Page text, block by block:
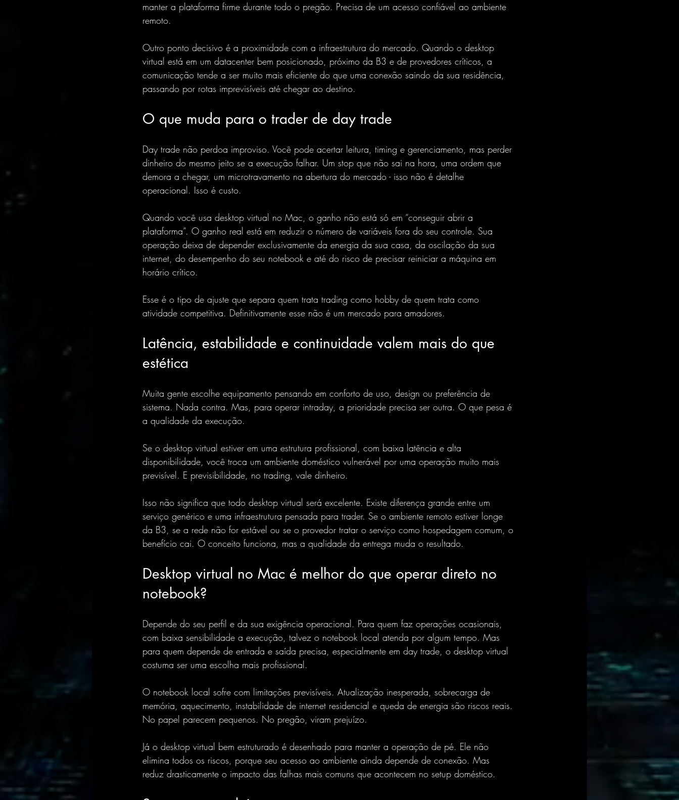
manter a plataforma firme durante todo o pregão. Precisa de um acesso confiável ao ambiente
remoto.
Outro ponto decisivo é a proximidade com a infraestrutura do mercado. Quando o desktop
virtual está em um datacenter bem posicionado, próximo da B3 e de provedores críticos, a
comunicação tende a ser muito mais eficiente do que uma conexão saindo da sua residência,
passando por rotas imprevisíveis até chegar ao destino.
O que muda para o trader de day trade
Day trade não perdoa improviso. Você pode acertar leitura, timing e gerenciamento, mas perder
dinheiro do mesmo jeito se a execução falhar. Um stop que não sai na hora, uma ordem que
demora a chegar, um microtravamento na abertura do mercado - isso não é detalhe
operacional. Isso é custo.
Quando você usa desktop virtual no Mac, o ganho não está só em “conseguir abrir a
plataforma”. O ganho real está em reduzir o número de variáveis fora do seu controle. Sua
operação deixa de depender exclusivamente da energia da sua casa, da oscilação da sua
internet, do desempenho do seu notebook e até do risco de precisar reiniciar a máquina em
horário crítico.
Esse é o tipo de ajuste que separa quem trata trading como hobby de quem trata como
atividade competitiva. Definitivamente esse não é um mercado para amadores.
Latência, estabilidade e continuidade valem mais do que
estética
Muita gente escolhe equipamento pensando em conforto de uso, design ou preferência de
sistema. Nada contra. Mas, para operar intraday, a prioridade precisa ser outra. O que pesa é
a qualidade da execução.
Se o desktop virtual estiver em uma estrutura profissional, com baixa latência e alta
disponibilidade, você troca um ambiente doméstico vulnerável por uma operação muito mais
previsível. E previsibilidade, no trading, vale dinheiro.
Isso não significa que todo desktop virtual será excelente. Existe diferença grande entre um
serviço genérico e uma infraestrutura pensada para trader. Se o ambiente remoto estiver longe
da B3, se a rede não for estável ou se o provedor tratar o serviço como hospedagem comum, o
benefício cai. O conceito funciona, mas a qualidade da entrega muda o resultado.
Desktop virtual no Mac é melhor do que operar direto no
notebook?
Depende do seu perfil e da sua exigência operacional. Para quem faz operações ocasionais,
com baixa sensibilidade a execução, talvez o notebook local atenda por algum tempo. Mas
para quem depende de entrada e saída precisa, especialmente em day trade, o desktop virtual
costuma ser uma escolha mais profissional.
O notebook local sofre com limitações previsíveis. Atualização inesperada, sobrecarga de
memória, aquecimento, instabilidade de internet residencial e queda de energia são riscos reais.
No papel parecem pequenos. No pregão, viram prejuízo.
Já o desktop virtual bem estruturado é desenhado para manter a operação de pé. Ele não
elimina todos os riscos, porque seu acesso ao ambiente ainda depende de conexão. Mas
reduz drasticamente o impacto das falhas mais comuns que acontecem no setup doméstico.